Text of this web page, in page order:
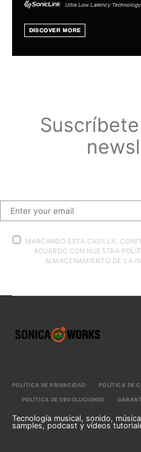
MARCANDO ESTA CASILLA,
ACUERDO CON NUESTRA
ALMACENAMIENTO DE LA
POLÍTICA DE PRIVACIDAD POLÍTICA DE
POLÍTICA DE DEVOLUCIONES
Tecnología musical, sonido,
samples, podcast y vídeos